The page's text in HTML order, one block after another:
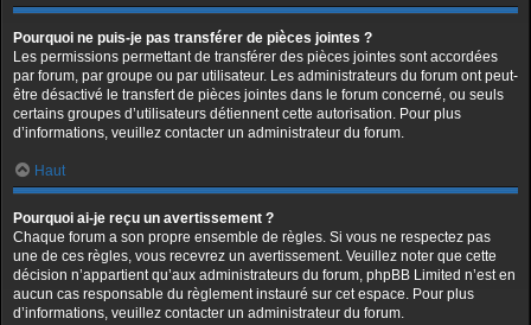
Pourquoi ne puis-je pas transférer de pièces jointes ?
Les permissions permettant de transférer des pièces jointes sont accordées
par forum, par groupe ou par utilisateur. Les administrateurs du forum ont peut-
être désactivé le transfert de pièces jointes dans le forum concerné, ou seuls
certains groupes d’utilisateurs détiennent cette autorisation. Pour plus
d’informations, veuillez contacter un administrateur du forum.
Haut
Pourquoi ai-je reçu un avertissement ?
Chaque forum a son propre ensemble de règles. Si vous ne respectez pas
une de ces règles, vous recevrez un avertissement. Veuillez noter que cette
décision n’appartient qu’aux administrateurs du forum, phpBB Limited n’est en
aucun cas responsable du règlement instauré sur cet espace. Pour plus
d’informations, veuillez contacter un administrateur du forum.